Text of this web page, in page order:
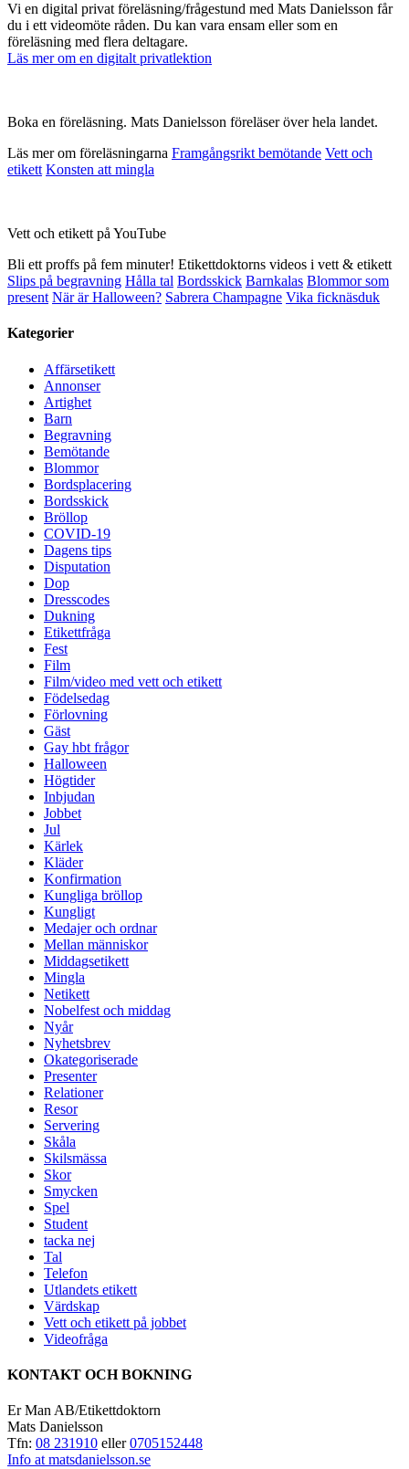
Vi en digital privat föreläsning/frågestund med Mats Danielsson får
du i ett videomöte råden. Du kan vara ensam eller som en
föreläsning med flera deltagare.
Läs mer om en digitalt privatlektion
Boka en föreläsning. Mats Danielsson föreläser över hela landet.
Läs mer om föreläsningarna Framgångsrikt bemötande Vett och
etikett Konsten att mingla
Vett och etikett på YouTube
Bli ett proffs på fem minuter! Etikettdoktorns videos i vett & etikett
Slips på begravning Hålla tal Bordsskick Barnkalas Blommor som
present När är Halloween? Sabrera Champagne Vika ficknäsduk
Kategorier
Affärsetikett
Annonser
Artighet
Barn
Begravning
Bemötande
Blommor
Bordsplacering
Bordsskick
Bröllop
COVID-19
Dagens tips
Disputation
Dop
Dresscodes
Dukning
Etikettfråga
Fest
Film
Film/video med vett och etikett
Födelsedag
Förlovning
Gäst
Gay hbt frågor
Halloween
Högtider
Inbjudan
Jobbet
Jul
Kärlek
Kläder
Konfirmation
Kungliga bröllop
Kungligt
Medajer och ordnar
Mellan människor
Middagsetikett
Mingla
Netikett
Nobelfest och middag
Nyår
Nyhetsbrev
Okategoriserade
Presenter
Relationer
Resor
Servering
Skåla
Skilsmässa
Skor
Smycken
Spel
Student
tacka nej
Tal
Telefon
Utlandets etikett
Värdskap
Vett och etikett på jobbet
Videofråga
KONTAKT OCH BOKNING
Er Man AB/Etikettdoktorn
Mats Danielsson
Tfn: 08 231910 eller0705152448
Info at matsdanielsson.se